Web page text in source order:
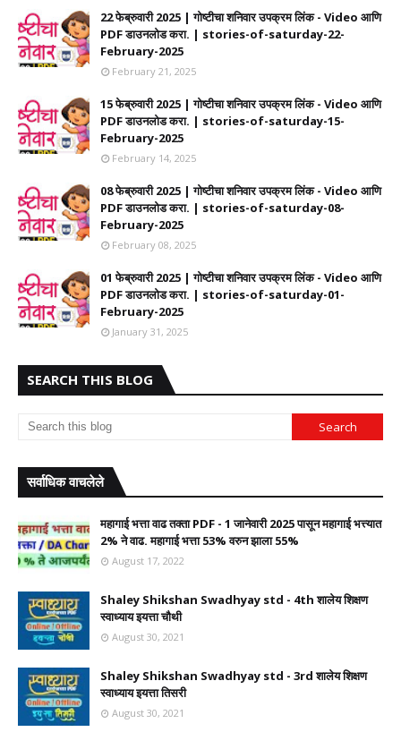
22 फेब्रुवारी 2025 | गोष्टीचा शनिवार उपक्रम लिंक - Video आणि
PDF डाउनलोड करा. | stories-of-saturday-22-
February-2025
February 21, 2025
15 फेब्रुवारी 2025 | गोष्टीचा शनिवार उपक्रम लिंक - Video आणि
PDF डाउनलोड करा. | stories-of-saturday-15-
February-2025
February 14, 2025
08 फेब्रुवारी 2025 | गोष्टीचा शनिवार उपक्रम लिंक - Video आणि
PDF डाउनलोड करा. | stories-of-saturday-08-
February-2025
February 08, 2025
01 फेब्रुवारी 2025 | गोष्टीचा शनिवार उपक्रम लिंक - Video आणि
PDF डाउनलोड करा. | stories-of-saturday-01-
February-2025
January 31, 2025
SEARCH THIS BLOG
सर्वाधिक वाचलेले
महागाई भत्ता वाढ तक्ता PDF - 1 जानेवारी 2025 पासून महागाई भत्त्यात
2% ने वाढ. महागाई भत्ता 53% वरुन झाला 55%
August 17, 2022
Shaley Shikshan Swadhyay std - 4th शालेय शिक्षण
स्वाध्याय इयत्ता चौथी
August 30, 2021
Shaley Shikshan Swadhyay std - 3rd शालेय शिक्षण
स्वाध्याय इयत्ता तिसरी
August 30, 2021